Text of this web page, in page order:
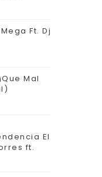
Ft. Dj
Mal
El
ft.